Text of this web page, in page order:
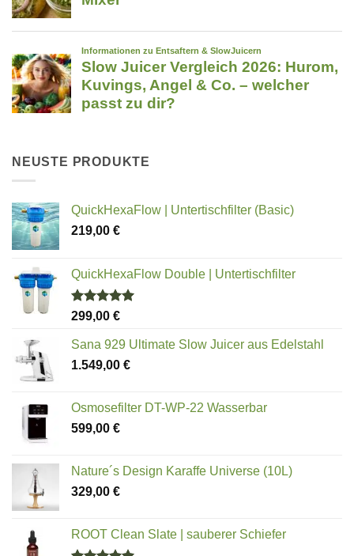
NEUSTE PRODUKTE
QuickHexaFlow | Untertischfilter (Basic)
219,00 €
QuickHexaFlow Double | Untertischfilter
Bewertet
von 5
299,00 €
Sana 929 Ultimate Slow Juicer aus Edelstahl
1.549,00 €
Osmosefilter DT-WP-22 Wasserbar
599,00 €
Nature´s Design Karaffe Universe (10L)
329,00 €
ROOT Clean Slate | sauberer Schiefer